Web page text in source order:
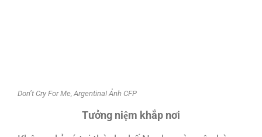
Don’t Cry For Me, Argentina! Ảnh CFP
Tưởng niệm khắp nơi